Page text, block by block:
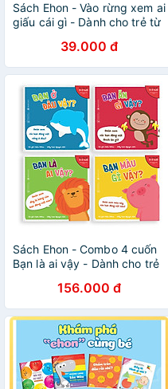
Sách Ehon - Vào rừng xem ai
giấu cái gì - Dành cho trẻ từ
39.000 đ
Sách Ehon - Combo 4 cuốn
Bạn là ai vậy - Dành cho trẻ
156.000 đ